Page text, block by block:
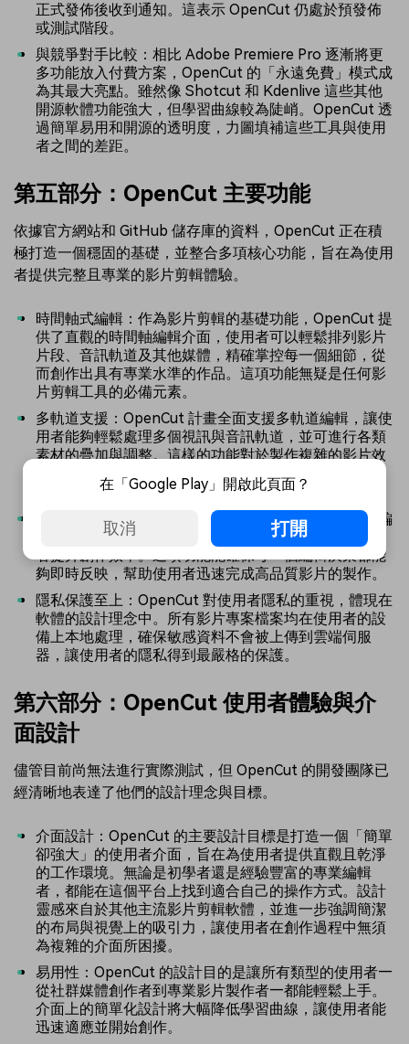
正式發佈後收到通知。這表示 OpenCut 仍處於預發佈
或測試階段。
與競爭對手比較：相比 Adobe Premiere Pro 逐漸將更
多功能放入付費方案，OpenCut 的「永遠免費」模式成
為其最大亮點。雖然像 Shotcut 和 Kdenlive 這些其他
開源軟體功能強大，但學習曲線較為陡峭。OpenCut 透
過簡單易用和開源的透明度，力圖填補這些工具與使用
者之間的差距。
第五部分：OpenCut 主要功能
依據官方網站和 GitHub 儲存庫的資料，OpenCut 正在積
極打造一個穩固的基礎，並整合多項核心功能，旨在為使用
者提供完整且專業的影片剪輯體驗。
時間軸式編輯：作為影片剪輯的基礎功能，OpenCut 提
供了直觀的時間軸編輯介面，使用者可以輕鬆排列影片
片段、音訊軌道及其他媒體，精確掌控每一個細節，從
而創作出具有專業水準的作品。這項功能無疑是任何影
片剪輯工具的必備元素。
多軌道支援：OpenCut 計畫全面支援多軌道編輯，讓使
用者能夠輕鬆處理多個視訊與音訊軌道，並可進行各類
素材的疊加與調整。這樣的功能對於製作複雜的影片效
果、背景音樂搭配及音效處理至關重要，為使用者提供
了更大的創作空間。
即時預覽：OpenCut 的即時預覽功能讓使用者可以在編
輯過程中隨時檢視修改結果，無需繁瑣的渲染過程，顯
著提升創作效率。這項功能能確保每一個編輯決策都能
夠即時反映，幫助使用者迅速完成高品質影片的製作。
隱私保護至上：OpenCut 對使用者隱私的重視，體現在
軟體的設計理念中。所有影片專案檔案均在使用者的設
備上本地處理，確保敏感資料不會被上傳到雲端伺服
器，讓使用者的隱私得到最嚴格的保護。
第六部分：OpenCut 使用者體驗與介
面設計
儘管目前尚無法進行實際測試，但 OpenCut 的開發團隊已
經清晰地表達了他們的設計理念與目標。
介面設計：OpenCut 的主要設計目標是打造一個「簡單
卻強大」的使用者介面，旨在為使用者提供直觀且乾淨
的工作環境。無論是初學者還是經驗豐富的專業編輯
者，都能在這個平台上找到適合自己的操作方式。設計
靈感來自於其他主流影片剪輯軟體，並進一步強調簡潔
的布局與視覺上的吸引力，讓使用者在創作過程中無須
為複雜的介面所困擾。
易用性：OpenCut 的設計目的是讓所有類型的使用者—
從社群媒體創作者到專業影片製作者—都能輕鬆上手。
介面上的簡單化設計將大幅降低學習曲線，讓使用者能
迅速適應並開始創作。
在「Google Play」開啟此頁面？
取消 打開